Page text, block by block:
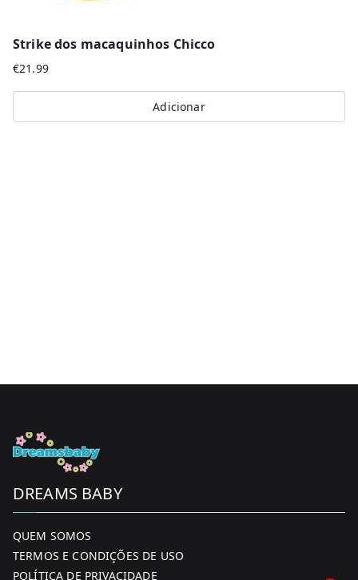
Strike dos macaquinhos Chicco
€21.99
Adicionar
DREAMS BABY
QUEM SOMOS
TERMOS E CONDIÇÕES DE USO
POLÍTICA DE PRIVACIDADE